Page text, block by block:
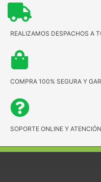
REALIZAMOS DESPACHOS A
COMPRA 100% SEGURA Y
SOPORTE ONLINE Y